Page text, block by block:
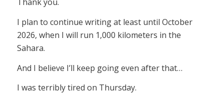
Thank you.
I plan to continue writing at least until October
2026, when I will run 1,000 kilometers in the
Sahara.
And I believe I’ll keep going even after that…
I was terribly tired on Thursday.